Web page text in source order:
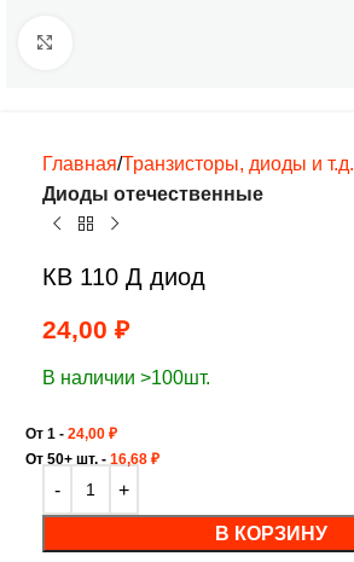
Главная Транзисторы, диоды и т.д.
Диоды отечественные
КВ 110 Д диод
24,00 ₽
В наличии >100шт.
От 1 - 24,00 ₽
От 50+ шт. - 16,68 ₽
В КОРЗИНУ